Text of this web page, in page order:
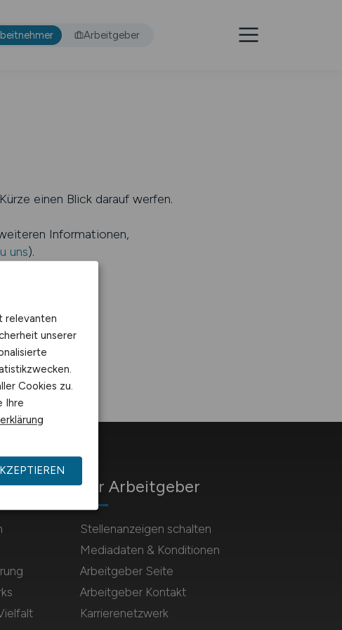
Arbeitgeber
einen Blick darauf werfen.
Informationen,
uns).
Für Arbeitgeber
Stellenanzeigen schalten
Mediadaten & Konditionen
Arbeitgeber Seite
Arbeitgeber Kontakt
Karrierenetzwerk
relevanten
unserer
Cookies zu.
Ihre